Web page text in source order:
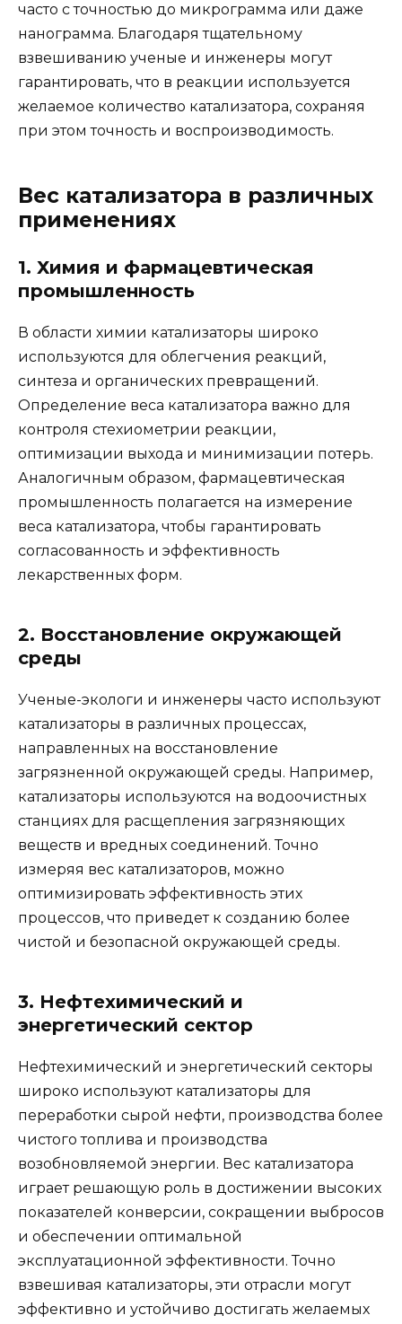
часто с точностью до микрограмма или даже
нанограмма. Благодаря тщательному
взвешиванию ученые и инженеры могут
гарантировать, что в реакции используется
желаемое количество катализатора, сохраняя
при этом точность и воспроизводимость.
Вес катализатора в различных
применениях
1. Химия и фармацевтическая
промышленность
В области химии катализаторы широко
используются для облегчения реакций,
синтеза и органических превращений.
Определение веса катализатора важно для
контроля стехиометрии реакции,
оптимизации выхода и минимизации потерь.
Аналогичным образом, фармацевтическая
промышленность полагается на измерение
веса катализатора, чтобы гарантировать
согласованность и эффективность
лекарственных форм.
2. Восстановление окружающей
среды
Ученые-экологи и инженеры часто используют
катализаторы в различных процессах,
направленных на восстановление
загрязненной окружающей среды. Например,
катализаторы используются на водоочистных
станциях для расщепления загрязняющих
веществ и вредных соединений. Точно
измеряя вес катализаторов, можно
оптимизировать эффективность этих
процессов, что приведет к созданию более
чистой и безопасной окружающей среды.
3. Нефтехимический и
энергетический сектор
Нефтехимический и энергетический секторы
широко используют катализаторы для
переработки сырой нефти, производства более
чистого топлива и производства
возобновляемой энергии. Вес катализатора
играет решающую роль в достижении высоких
показателей конверсии, сокращении выбросов
и обеспечении оптимальной
эксплуатационной эффективности. Точно
взвешивая катализаторы, эти отрасли могут
эффективно и устойчиво достигать желаемых